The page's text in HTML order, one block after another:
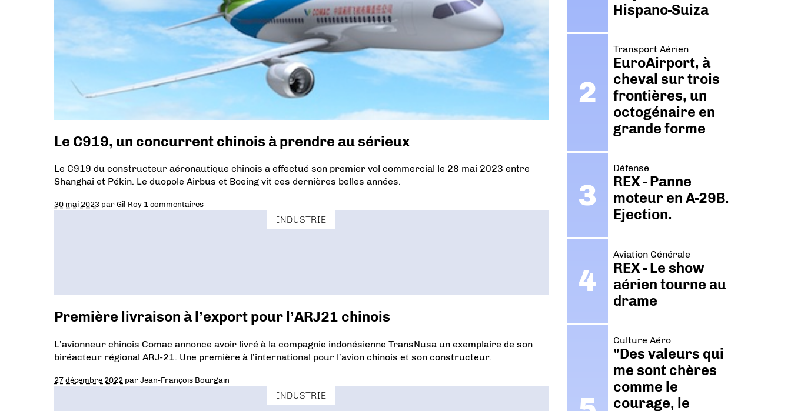
Le C919, un concurrent chinois à prendre au sérieux
Le C919 du constructeur aéronautique chinois a effectué son premier vol commercial le 28 mai 2023 entre
Shanghai et Pékin. Le duopole Airbus et Boeing vit ces dernières belles années.
30 mai 2023 parGil Roy 1 commentaires
INDUSTRIE
Première livraison à l’export pour l’ARJ21 chinois
L’avionneur chinois Comac annonce avoir livré à la compagnie indonésienne TransNusa un exemplaire de son
biréacteur régional ARJ-21. Une première à l’international pour l’avion chinois et son constructeur.
27 décembre 2022 parJean-François Bourgain
INDUSTRIE
Hispano-Suiza
Transport Aérien
EuroAirport, à
cheval sur trois
frontières, un
octogénaire en
grande forme
Défense
REX - Panne
moteur en A-29B.
Ejection.
Aviation Générale
REX - Le show
aérien tourne au
drame
Culture Aéro
"Des valeurs qui
me sont chères
comme le
courage, le